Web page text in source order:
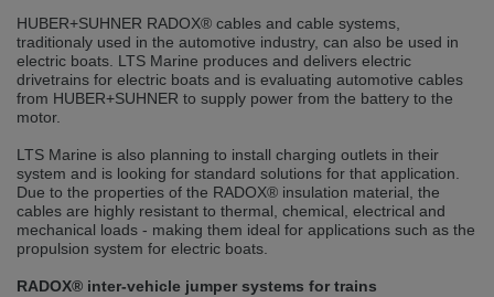
switch to the German version?
Switch to German version Stay on this version
Wir haben erkannt, dass ihr Browser eine andere Sprache als die derzeit
Möchten Sie zur Deutschen Version wechseln?
Zur deutschen Version wechseln Auf dieser Version bleiben
We have detected, that your browser prefers another language than the
selected one. This website is also available in Czech. Would you like to
HUBER+SUHNER RADOX® cables and cable systems,
traditionaly used in the automotive industry, can also be used in
electric boats. LTS Marine produces and delivers electric
drivetrains for electric boats and is evaluating automotive cables
from HUBER+SUHNER to supply power from the battery to the
motor.
LTS Marine is also planning to install charging outlets in their
system and is looking for standard solutions for that application.
Due to the properties of the RADOX® insulation material, the
cables are highly resistant to thermal, chemical, electrical and
mechanical loads - making them ideal for applications such as the
propulsion system for electric boats.
RADOX® inter-vehicle jumper systems for trains